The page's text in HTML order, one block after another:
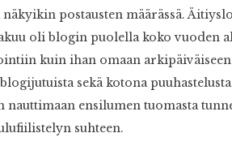
postausten määrässä.
oli blogin puolella koko vuoden
kuin ihan omaan
sekä kotona
ensilumen tuomasta
suhteen.